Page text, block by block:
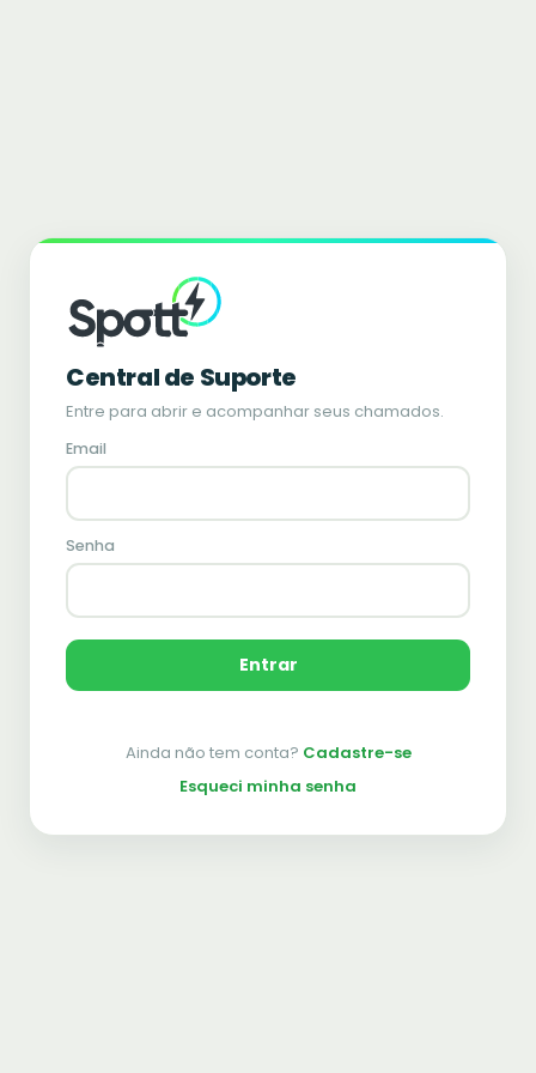
Central de Suporte
Entre para abrir e acompanhar seus chamados.
Email
Senha
Entrar
Ainda não tem conta? Cadastre-se
Esqueci minha senha